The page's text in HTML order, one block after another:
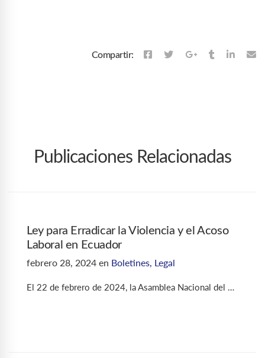
Compartir:
Publicaciones Relacionadas
Ley para Erradicar la Violencia y el Acoso
Laboral en Ecuador
febrero 28, 2024 en Boletines, Legal
El 22 de febrero de 2024, la Asamblea Nacional del …